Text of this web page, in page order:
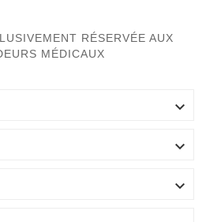
RÉSERVÉE AUX
MÉDICAUX


